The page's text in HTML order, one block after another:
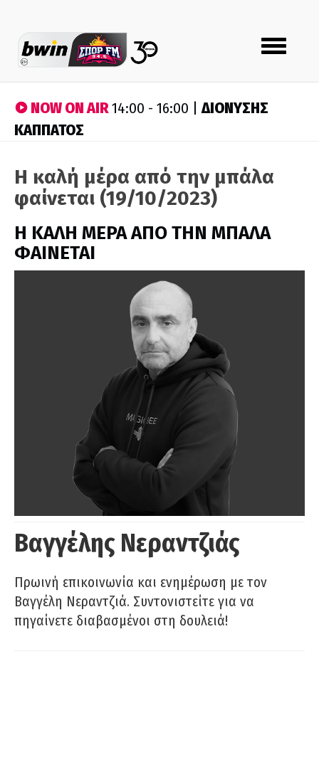
Toggle
navigation
NOW ON AIR14:00 - 16:00 |ΔΙΟΝΥΣΗΣ
ΚΑΠΠΑΤΟΣ
Η καλή μέρα από την μπάλα
φαίνεται (19/10/2023)
H ΚΑΛΗ ΜΕΡΑ ΑΠΟ ΤΗΝ ΜΠΑΛΑ
ΦΑΙΝΕΤΑΙ
Βαγγέλης Νεραντζιάς
Πρωινή επικοινωνία και ενημέρωση με τον
Βαγγέλη Νεραντζιά. Συντονιστείτε για να
πηγαίνετε διαβασμένοι στη δουλειά!